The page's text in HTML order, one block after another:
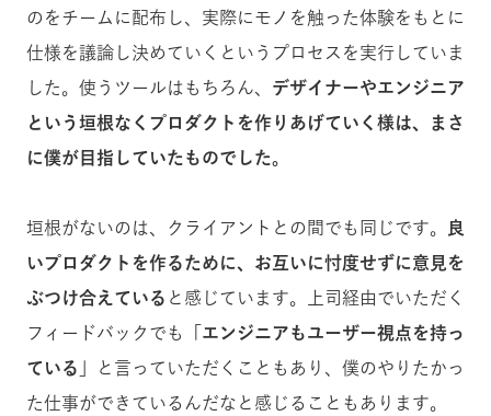
のをチームに配布し、実際にモノを触った体験をもとに
仕様を議論し決めていくというプロセスを実行していま
した。使うツールはもちろん、 デザイナーやエンジニア
という垣根なくプロダクトを作りあげていく様は、まさ
に僕が目指していたものでした。
垣根がないのは、クライアントとの間でも同じです。
良
いプロダクトを作るために、お互いに忖度せずに意見を
ぶつけ合えている と感じています。上司経由でいただく
フィードバックでも
「エンジニアもユーザー視点を持っ
ている」
と言っていただくこともあり、僕のやりたかっ
た仕事ができているんだなと感じることもあります。